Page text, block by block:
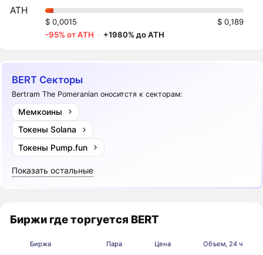
ATH
$ 0,0015
$ 0,189
-95% от ATH · +1980% до ATH
BERT Секторы
Bertram The Pomeranian оноситстя к секторам:
Мемкоины
Токены Solana
Токены Pump.fun
Показать остальные
Биржи где торгуется BERT
Биржа Пара Цена Объем, 24 ч